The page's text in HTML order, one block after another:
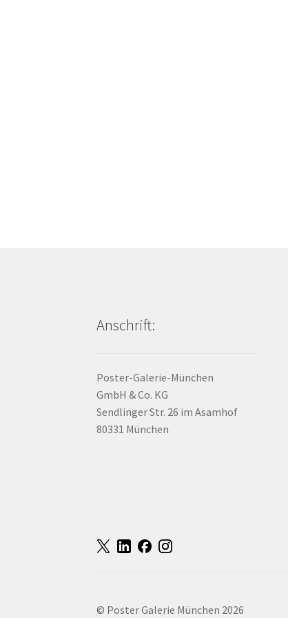
Anschrift:
Poster-Galerie-München
GmbH & Co. KG
Sendlinger Str. 26 im Asamhof
80331 München
© Poster Galerie München 2026